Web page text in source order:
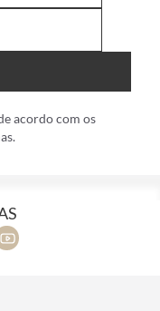
acordo com os